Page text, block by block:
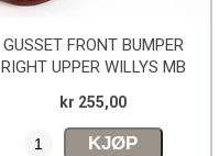
GUSSET FRONT BUMPER
RIGHT UPPER WILLYS MB
kr 255,00
KJØP